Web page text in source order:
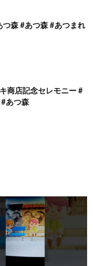
森 #あつ森 #あつまれ
商店記念セレモニー #
あつ森